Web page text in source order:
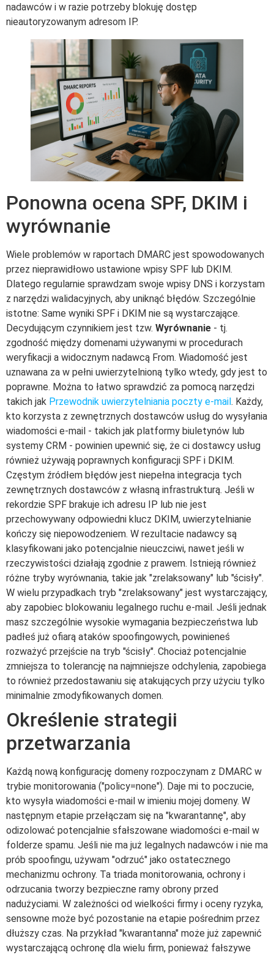
nadawców i w razie potrzeby blokuję dostęp
nieautoryzowanym adresom IP.
Ponowna ocena SPF, DKIM i
wyrównanie
Wiele problemów w raportach DMARC jest spowodowanych
przez nieprawidłowo ustawione wpisy SPF lub DKIM.
Dlatego regularnie sprawdzam swoje wpisy DNS i korzystam
z narzędzi walidacyjnych, aby uniknąć błędów. Szczególnie
istotne: Same wyniki SPF i DKIM nie są wystarczające.
Decydującym czynnikiem jest tzw. Wyrównanie - tj.
zgodność między domenami używanymi w procedurach
weryfikacji a widocznym nadawcą From. Wiadomość jest
uznawana za w pełni uwierzytelnioną tylko wtedy, gdy jest to
poprawne. Można to łatwo sprawdzić za pomocą narzędzi
takich jak Przewodnik uwierzytelniania poczty e-mail. Każdy,
kto korzysta z zewnętrznych dostawców usług do wysyłania
wiadomości e-mail - takich jak platformy biuletynów lub
systemy CRM - powinien upewnić się, że ci dostawcy usług
również używają poprawnych konfiguracji SPF i DKIM.
Częstym źródłem błędów jest niepełna integracja tych
zewnętrznych dostawców z własną infrastrukturą. Jeśli w
rekordzie SPF brakuje ich adresu IP lub nie jest
przechowywany odpowiedni klucz DKIM, uwierzytelnianie
kończy się niepowodzeniem. W rezultacie nadawcy są
klasyfikowani jako potencjalnie nieuczciwi, nawet jeśli w
rzeczywistości działają zgodnie z prawem. Istnieją również
różne tryby wyrównania, takie jak "zrelaksowany" lub "ścisły".
W wielu przypadkach tryb "zrelaksowany" jest wystarczający,
aby zapobiec blokowaniu legalnego ruchu e-mail. Jeśli jednak
masz szczególnie wysokie wymagania bezpieczeństwa lub
padłeś już ofiarą ataków spoofingowych, powinieneś
rozważyć przejście na tryb "ścisły". Chociaż potencjalnie
zmniejsza to tolerancję na najmniejsze odchylenia, zapobiega
to również przedostawaniu się atakujących przy użyciu tylko
minimalnie zmodyfikowanych domen.
Określenie strategii
przetwarzania
Każdą nową konfigurację domeny rozpoczynam z DMARC w
trybie monitorowania ("policy=none"). Daje mi to poczucie,
kto wysyła wiadomości e-mail w imieniu mojej domeny. W
następnym etapie przełączam się na "kwarantannę", aby
odizolować potencjalnie sfałszowane wiadomości e-mail w
folderze spamu. Jeśli nie ma już legalnych nadawców i nie ma
prób spoofingu, używam "odrzuć" jako ostatecznego
mechanizmu ochrony. Ta triada monitorowania, ochrony i
odrzucania tworzy bezpieczne ramy obrony przed
nadużyciami. W zależności od wielkości firmy i oceny ryzyka,
sensowne może być pozostanie na etapie pośrednim przez
dłuższy czas. Na przykład "kwarantanna" może już zapewnić
wystarczającą ochronę dla wielu firm, ponieważ fałszywe